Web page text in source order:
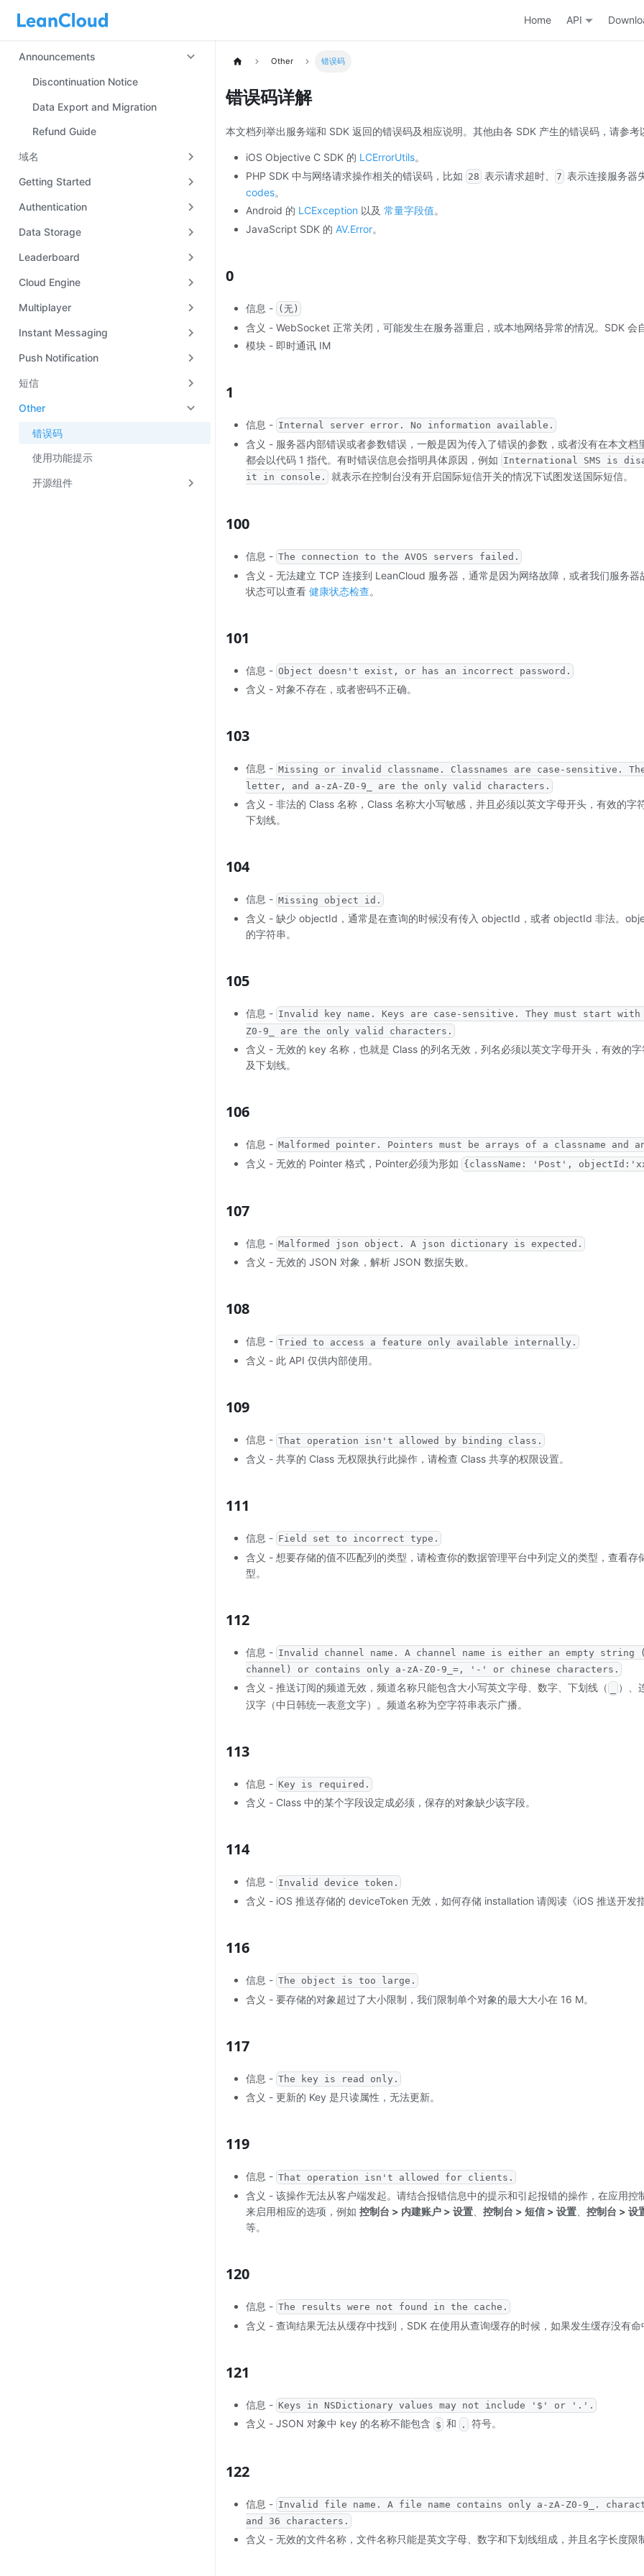
Home API
Announcements
Discontinuation Notice
Data Export and Migration
Refund Guide
域名
Getting Started
Authentication
Data Storage
Leaderboard
Cloud Engine
Multiplayer
Instant Messaging
Push Notification
短信
Other
错误码
使用功能提示
开源组件
Other 错误码
错误码详解
本文档列举出服务端和 SDK 返回的错误码及相应说明。其他由各 SDK 产生的错误码，请参考
iOS Objective C SDK 的 LCErrorUtils。
PHP SDK 中与网络请求操作相关的错误码，比如 28 表示请求超时、 7 表示连接服务器
codes。
Android 的 LCException 以及 常量字段值。
JavaScript SDK 的 AV.Error。
0
信息 - (无)
含义 - WebSocket 正常关闭，可能发生在服务器重启，或本地网络异常的情况。SDK 会
模块 - 即时通讯 IM
1
信息 - Internal server error. No information available.
含义 - 服务器内部错误或者参数错误，一般是因为传入了错误的参数，或者没有在本文档
都会以代码 1 指代。有时错误信息会指明具体原因，例如 International SMS is
it in console.
就表示在控制台没有开启国际短信开关的情况下试图发送国际短信。
100
信息 - The connection to the AVOS servers failed.
含义 - 无法建立 TCP 连接到 LeanCloud 服务器，通常是因为网络故障，或者我们服务器
状态可以查看 健康状态检查。
101
信息 - Object doesn't exist, or has an incorrect password.
含义 - 对象不存在，或者密码不正确。
103
信息 - Missing or invalid classname. Classnames are case-sensitive.
letter, and a-zA-Z0-9_ are the only valid characters.
含义 - 非法的 Class 名称，Class 名称大小写敏感，并且必须以英文字母开头，有效的字
下划线。
104
信息 - Missing object id.
含义 - 缺少 objectId，通常是在查询的时候没有传入 objectId，或者 objectId 非法。
的字符串。
105
信息 - Invalid key name. Keys are case-sensitive. They must start
Z0-9_ are the only valid characters.
含义 - 无效的 key 名称，也就是 Class 的列名无效，列名必须以英文字母开头，有效的
及下划线。
106
信息 - Malformed pointer. Pointers must be arrays of a classname and
含义 - 无效的 Pointer 格式，Pointer必须为形如 {className: 'Post',
107
信息 - Malformed json object. A json dictionary is expected.
含义 - 无效的 JSON 对象，解析 JSON 数据失败。
108
信息 - Tried to access a feature only available internally.
含义 - 此 API 仅供内部使用。
109
信息 - That operation isn't allowed by binding class.
含义 - 共享的 Class 无权限执行此操作，请检查 Class 共享的权限设置。
111
信息 - Field set to incorrect type.
含义 - 想要存储的值不匹配列的类型，请检查你的数据管理平台中列定义的类型，查看存
型。
112
信息 - Invalid channel name. A channel name is either an empty string
channel) or contains only a-zA-Z0-9_=, '-' or chinese characters.
含义 - 推送订阅的频道无效，频道名称只能包含大小写英文字母、数字、下划线（
）、
汉字（中日韩统一表意文字）。频道名称为空字符串表示广播。
113
信息 - Key is required.
含义 - Class 中的某个字段设定成必须，保存的对象缺少该字段。
114
信息 - Invalid device token.
含义 - iOS 推送存储的 deviceToken 无效，如何存储 installation 请阅读《iOS 推送开发
116
信息 - The object is too large.
含义 - 要存储的对象超过了大小限制，我们限制单个对象的最大大小在 16 M。
117
信息 - The key is read only.
含义 - 更新的 Key 是只读属性，无法更新。
119
信息 - That operation isn't allowed for clients.
含义 - 该操作无法从客户端发起。请结合报错信息中的提示和引起报错的操作，在应用控
来启用相应的选项，例如 控制台 > 内建账户 > 设置 控制台 > 短信 > 设置
控制台 > 设
等。
120
信息 - The results were not found in the cache.
含义 - 查询结果无法从缓存中找到，SDK 在使用从查询缓存的时候，如果发生缓存没有
121
信息 - Keys in NSDictionary values may not include '$' or '.'.
含义 - JSON 对象中 key 的名称不能包含 $ 和 . 符号。
122
信息 - Invalid file name. A file name contains only a-zA-Z0-9_.
and 36 characters.
含义 - 无效的文件名称，文件名称只能是英文字母、数字和下划线组成，并且名字长度限